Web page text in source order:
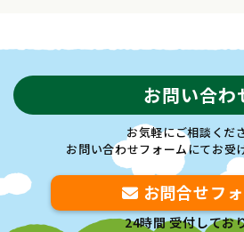
お問い合わ
お気軽にご相談くだ
お問い合わせフォームにてお受
お問合せフ
24時間 受付してお